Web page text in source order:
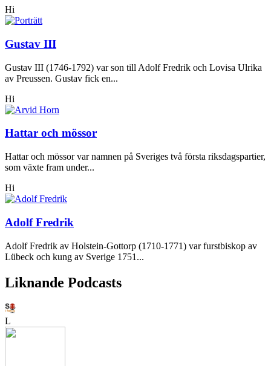
Hi
Gustav III
Gustav III (1746-1792) var son till Adolf Fredrik och Lovisa Ulrika
av Preussen. Gustav fick en...
Hi
Hattar och mössor
Hattar och mössor var namnen på Sveriges två första riksdagspartier,
som växte fram under...
Hi
Adolf Fredrik
Adolf Fredrik av Holstein-Gottorp (1710-1771) var furstbiskop av
Lübeck och kung av Sverige 1751...
Liknande Podcasts
L